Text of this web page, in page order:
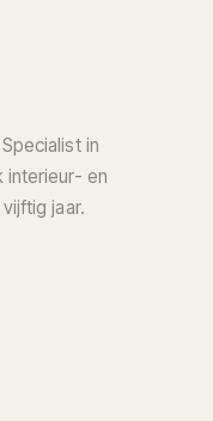
in
interieur- en
jaar.